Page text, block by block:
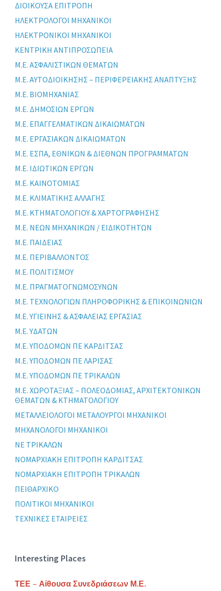
ΔΙΟΙΚΟΥΣΑ ΕΠΙΤΡΟΠΗ
ΗΛΕΚΤΡΟΛΟΓΟΙ ΜΗΧΑΝΙΚΟΙ
ΗΛΕΚΤΡΟΝΙΚΟΙ ΜΗΧΑΝΙΚΟΙ
ΚΕΝΤΡΙΚΗ ΑΝΤΙΠΡΟΣΩΠΕΙΑ
Μ.Ε. ΑΣΦΑΛΙΣΤΙΚΩΝ ΘΕΜΑΤΩΝ
Μ.Ε. ΑΥΤΟΔΙΟΙΚΗΣΗΣ – ΠΕΡΙΦΕΡΕΙΑΚΗΣ ΑΝΑΠΤΥΞΗΣ
Μ.Ε. ΒΙΟΜΗΧΑΝΙΑΣ
Μ.Ε. ΔΗΜΟΣΙΩΝ ΕΡΓΩΝ
Μ.Ε. ΕΠΑΓΓΕΛΜΑΤΙΚΩΝ ΔΙΚΑΙΩΜΑΤΩΝ
Μ.Ε. ΕΡΓΑΣΙΑΚΩΝ ΔΙΚΑΙΩΜΑΤΩΝ
Μ.Ε. ΕΣΠΑ, ΕΘΝΙΚΩΝ & ΔΙΕΘΝΩΝ ΠΡΟΓΡΑΜΜΑΤΩΝ
Μ.Ε. ΙΔΙΩΤΙΚΩΝ ΕΡΓΩΝ
Μ.Ε. ΚΑΙΝΟΤΟΜΙΑΣ
Μ.Ε. ΚΛΙΜΑΤΙΚΗΣ ΑΛΛΑΓΗΣ
Μ.Ε. ΚΤΗΜΑΤΟΛΟΓΙΟΥ & ΧΑΡΤΟΓΡΑΦΗΣΗΣ
Μ.Ε. ΝΕΩΝ ΜΗΧΑΝΙΚΩΝ / ΕΙΔΙΚΟΤΗΤΩΝ
Μ.Ε. ΠΑΙΔΕΙΑΣ
Μ.Ε. ΠΕΡΙΒΑΛΛΟΝΤΟΣ
Μ.Ε. ΠΟΛΙΤΙΣΜΟΥ
Μ.Ε. ΠΡΑΓΜΑΤΟΓΝΩΜΟΣΥΝΩΝ
Μ.Ε. ΤΕΧΝΟΛΟΓΙΩΝ ΠΛΗΡΟΦΟΡΙΚΗΣ & ΕΠΙΚΟΙΝΩΝΙΩΝ
Μ.Ε. ΥΓΙΕΙΝΗΣ & ΑΣΦΑΛΕΙΑΣ ΕΡΓΑΣΙΑΣ
Μ.Ε. ΥΔΑΤΩΝ
Μ.Ε. ΥΠΟΔΟΜΩΝ ΠΕ ΚΑΡΔΙΤΣΑΣ
Μ.Ε. ΥΠΟΔΟΜΩΝ ΠΕ ΛΑΡΙΣΑΣ
Μ.Ε. ΥΠΟΔΟΜΩΝ ΠΕ ΤΡΙΚΑΛΩΝ
Μ.Ε. ΧΩΡΟΤΑΞΙΑΣ – ΠΟΛΕΟΔΟΜΙΑΣ, ΑΡΧΙΤΕΚΤΟΝΙΚΩΝ
ΘΕΜΑΤΩΝ & ΚΤΗΜΑΤΟΛΟΓΙΟΥ
ΜΕΤΑΛΛΕΙΟΛΟΓΟΙ ΜΕΤΑΛΟΥΡΓΟΙ ΜΗΧΑΝΙΚΟΙ
ΜΗΧΑΝΟΛΟΓΟΙ ΜΗΧΑΝΙΚΟΙ
ΝΕ ΤΡΙΚΑΛΩΝ
ΝΟΜΑΡΧΙΑΚΗ ΕΠΙΤΡΟΠΗ ΚΑΡΔΙΤΣΑΣ
ΝΟΜΑΡΧΙΑΚΗ ΕΠΙΤΡΟΠΗ ΤΡΙΚΑΛΩΝ
ΠΕΙΘΑΡΧΙΚΟ
ΠΟΛΙΤΙΚΟΙ ΜΗΧΑΝΙΚΟΙ
ΤΕΧΝΙΚΕΣ ΕΤΑΙΡΕΙΕΣ
Interesting Places
ΤΕΕ – Αίθουσα Συνεδριάσεων Μ.Ε.